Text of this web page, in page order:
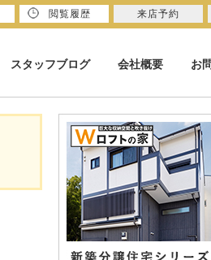
スタッフブログ 会社概要 お
閲覧履歴 来店予約